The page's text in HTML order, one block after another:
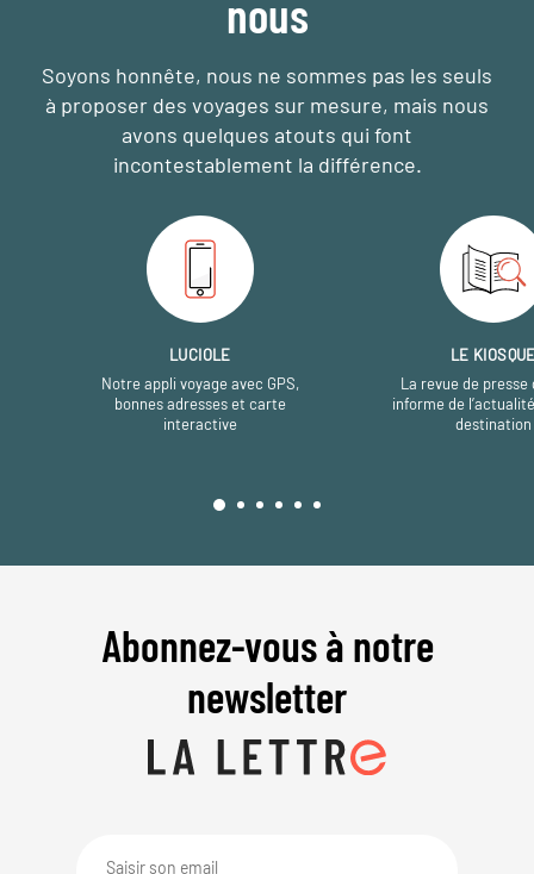
nous
Soyons honnête, nous ne sommes pas les seuls
à proposer des voyages sur mesure, mais nous
avons quelques atouts qui font
incontestablement la différence.
LUCIOLE
Notre appli voyage avec GPS,
bonnes adresses et carte
interactive
LE
La revue de presse
informe de
destination
Abonnez-vous à notre
newsletter